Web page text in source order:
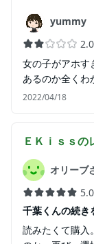
yummy
2.0
女の子がアホす
あるのか全くわ
2022/04/18
ＥＫｉｓｓの
オリーブ
5.0
千葉くんの続き
読みたくて購入